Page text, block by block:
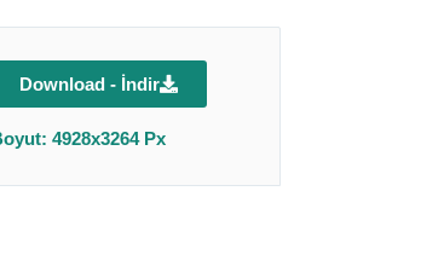
Download - İndir
4928x3264 Px